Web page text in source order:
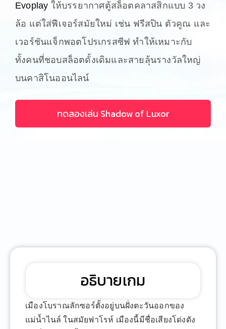
Evoplay ให้บรรยากาศตู้สล็อตคลาสสิกแบบ 3 วง
ล้อ แต่ใส่ฟีเจอร์สมัยใหม่ เช่น ฟรีสปิน ตัวคูณ และ
เวอร์ชันแจ็กพอตโปรเกรสซีฟ ทำให้เหมาะกับ
ทั้งคนที่ชอบสล็อตดั้งเดิมและสายลุ้นรางวัลใหญ่
บนคาสิโนออนไลน์
ทดลองเล่น Shadow of Luxor
อธิบายเกม
เมืองโบราณลักซอร์ตั้งอยู่บนฝั่งตะวันออกของ
แม่น้ำไนล์ ในสมัยฟาโรห์ เมืองนี้มีชื่อเสียงโด่งดัง